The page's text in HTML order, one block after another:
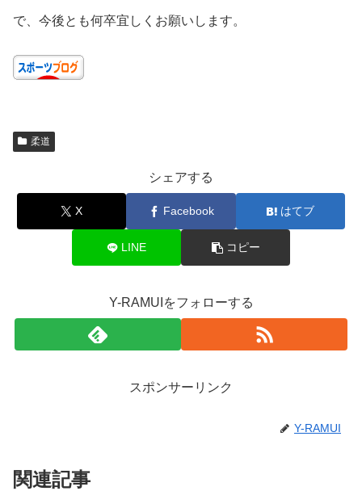
で、今後とも何卒宜しくお願いします。
柔道
シェアする
X Facebook はてブ
LINE コピー
Y-RAMUIをフォローする
スポンサーリンク
Y-RAMUI
関連記事